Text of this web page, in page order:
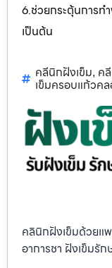
6.ช่วยกระตุ้นการท
เป็นต้น
คลีนิกฝังเข็ม, ค
เข็มครอบแก้วคล
คลินิกฝังเข็มด้วยแ
อาการชา ฝังเข็มรั